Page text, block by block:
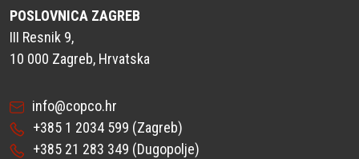
POSLOVNICA ZAGREB
III Resnik 9,
10 000 Zagreb, Hrvatska
info@copco.hr
+385 1 2034 599 (Zagreb)
+385 21 283 349 (Dugopolje)